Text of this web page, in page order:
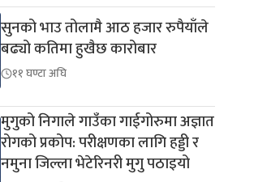
सुनको भाउ तोलामै आठ हजार रुपैयाँले
बढ्यो कतिमा हुखैछ कारोबार
११ घण्टा अघि
मुगुको निगाले गाउँका गाईगोरुमा अज्ञात
रोगको प्रकोप: परीक्षणका लागि हड्डी र
नमुना जिल्ला भेटेरिनरी मुगु पठाइयो